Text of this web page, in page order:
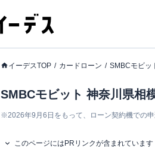
イーデスTOP カードローン SMBCモビッ
SMBCモビット 神奈川県相
※2026年9月6日をもって、ローン契約機での申
このページにはPRリンクが含まれています